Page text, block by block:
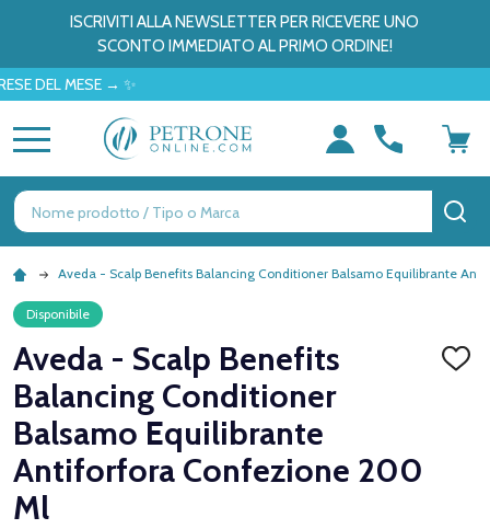
ISCRIVITI ALLA NEWSLETTER PER RICEVERE UNO
SCONTO IMMEDIATO AL PRIMO ORDINE!
MESE → ✨
Ricerca
Aveda - Scalp Benefits Balancing Conditioner Balsamo Equilibrante
Disponibile
Aveda - Scalp Benefits
Balancing Conditioner
Balsamo Equilibrante
Antiforfora Confezione 200
Ml